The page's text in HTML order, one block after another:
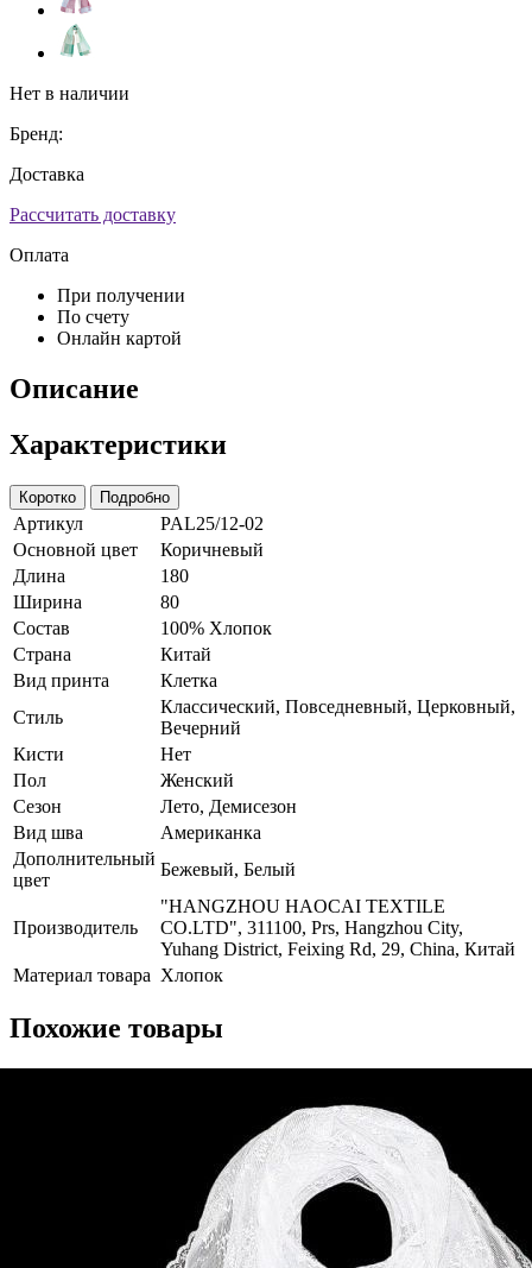
Нет в наличии
Бренд:
Доставка
Рассчитать доставку
Оплата
При получении
По счету
Онлайн картой
Описание
Характеристики
Коротко Подробно
Артикул
PAL25/12-02
Основной цвет
Коричневый
Длина
180
Ширина
80
Состав
100% Хлопок
Страна
Китай
Вид принта
Клетка
Стиль
Классический, Повседневный, Церковный,
Вечерний
Кисти
Нет
Пол
Женский
Сезон
Лето, Демисезон
Вид шва
Американка
Дополнительный
цвет
Бежевый, Белый
Производитель
"HANGZHOU HAOCAI TEXTILE
CO.LTD", 311100, Prs, Hangzhou City,
Yuhang District, Feixing Rd, 29, China, Китай
Материал товара Хлопок
Похожие товары